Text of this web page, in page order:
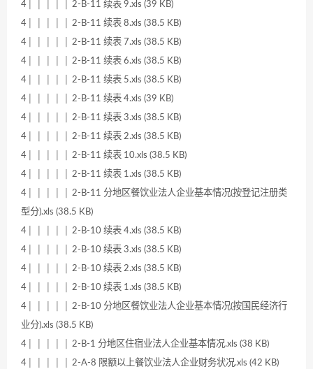
4│ │ │ │ │ 2-B-11 续表 9.xls (39 KB)
4│ │ │ │ │ 2-B-11 续表 8.xls (38.5 KB)
4│ │ │ │ │ 2-B-11 续表 7.xls (38.5 KB)
4│ │ │ │ │ 2-B-11 续表 6.xls (38.5 KB)
4│ │ │ │ │ 2-B-11 续表 5.xls (38.5 KB)
4│ │ │ │ │ 2-B-11 续表 4.xls (39 KB)
4│ │ │ │ │ 2-B-11 续表 3.xls (38.5 KB)
4│ │ │ │ │ 2-B-11 续表 2.xls (38.5 KB)
4│ │ │ │ │ 2-B-11 续表 10.xls (38.5 KB)
4│ │ │ │ │ 2-B-11 续表 1.xls (38.5 KB)
4│ │ │ │ │ 2-B-11 分地区餐饮业法人企业基本情况(按登记注册类
型分).xls (38.5 KB)
4│ │ │ │ │ 2-B-10 续表 4.xls (38.5 KB)
4│ │ │ │ │ 2-B-10 续表 3.xls (38.5 KB)
4│ │ │ │ │ 2-B-10 续表 2.xls (38.5 KB)
4│ │ │ │ │ 2-B-10 续表 1.xls (38.5 KB)
4│ │ │ │ │ 2-B-10 分地区餐饮业法人企业基本情况(按国民经济行
业分).xls (38.5 KB)
4│ │ │ │ │ 2-B-1 分地区住宿业法人企业基本情况.xls (38 KB)
4│ │ │ │ │ 2-A-8 限额以上餐饮业法人企业财务状况.xls (42 KB)